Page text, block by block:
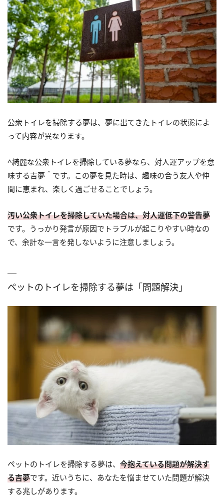
公衆トイレを掃除する夢は、夢に出てきたトイレの状態によ
って内容が異なります。
^綺麗な公衆トイレを掃除している夢なら、対人運アップを意
味する吉夢＾です。この夢を見た時は、趣味の合う友人や仲
間に恵まれ、楽しく過ごせることでしょう。
汚い公衆トイレを掃除していた場合は、対人運低下の警告夢
です。うっかり発言が原因でトラブルが起こりやすい時なの
で、余計な一言を発しないように注意しましょう。
ペットのトイレを掃除する夢は「問題解決」
ペットのトイレを掃除する夢は、 今抱えている問題が解決す
る吉夢です。近いうちに、あなたを悩ませていた問題が解決
する兆しがあります。